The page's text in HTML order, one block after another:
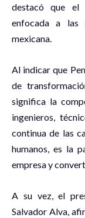
destacó que el
enfocada a las
mexicana.
Al indicar que
de
significa la
ingenieros,
continua de las
humanos, es la
empresa y
A su vez, el
Salvador Alva,